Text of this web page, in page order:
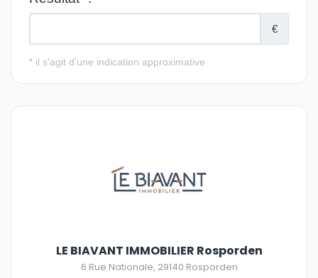
LE BIAVANT IMMOBILIER Rosporden
6 Rue Nationale, 29140 Rosporden